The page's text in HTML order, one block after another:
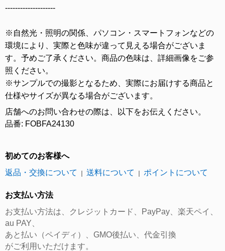
--------------------
※自然光・照明の関係、パソコン・スマートフォンなどの
環境により、実際と色味が違って見える場合がございま
す。予めご了承ください。商品の色味は、詳細画像をご参
照ください。
※サンプルでの撮影となるため、実際にお届けする商品と
仕様やサイズが異なる場合がございます。
店舗へのお問い合わせの際は、以下をお伝えください。
品番: FOBFA24130
初めてのお客様へ
返品・交換について
｜ 送料について ｜ ポイントについて
お支払い方法
お支払い方法は、クレジットカード、PayPay、楽天ペイ、
au PAY、
あと払い（ペイディ）、GMO後払い、代金引換
がご利用いただけます。